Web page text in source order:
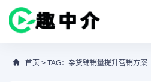
首页 > TAG：杂货铺销量提升营销方案